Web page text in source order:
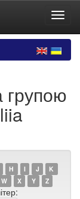
групою
H I J
K
W X Y Z